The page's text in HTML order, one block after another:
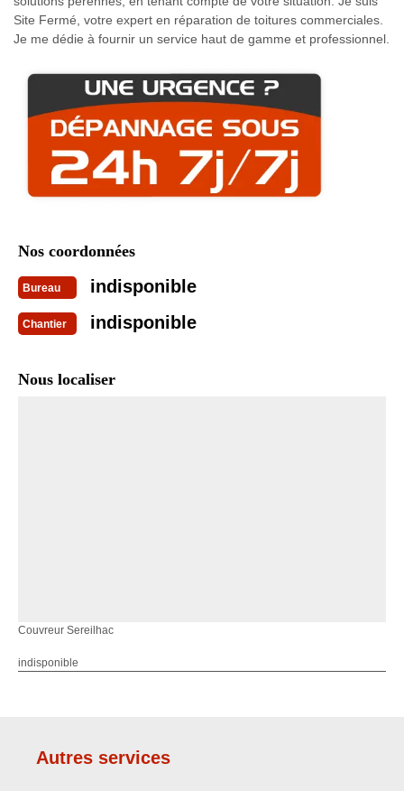
Site Fermé, votre expert en réparation de toitures commerciales.
Je me dédie à fournir un service haut de gamme et professionnel.
Nos coordonnées
Bureau indisponible
Chantier indisponible
Nous localiser
Couvreur Sereilhac
indisponible
Autres services